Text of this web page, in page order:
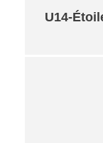
U14-